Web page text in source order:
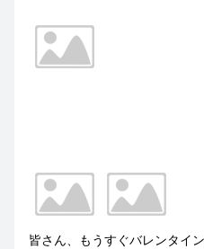
皆さん、もうすぐバレンタイ